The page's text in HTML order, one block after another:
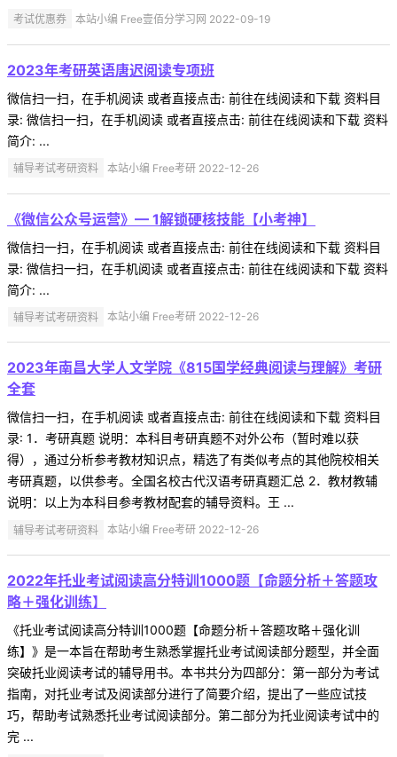
考试优惠券 本站小编 Free壹佰分学习网 2022-09-19
2023年考研英语唐迟阅读专项班
微信扫一扫，在手机阅读 或者直接点击: 前往在线阅读和下载 资料目
录: 微信扫一扫，在手机阅读 或者直接点击: 前往在线阅读和下载 资料
简介: ...
辅导考试考研资料 本站小编 Free考研 2022-12-26
《微信公众号运营》— 1解锁硬核技能【小考神】
微信扫一扫，在手机阅读 或者直接点击: 前往在线阅读和下载 资料目
录: 微信扫一扫，在手机阅读 或者直接点击: 前往在线阅读和下载 资料
简介: ...
辅导考试考研资料 本站小编 Free考研 2022-12-26
2023年南昌大学人文学院《815国学经典阅读与理解》考研
全套
微信扫一扫，在手机阅读 或者直接点击: 前往在线阅读和下载 资料目
录: 1．考研真题 说明：本科目考研真题不对外公布（暂时难以获
得），通过分析参考教材知识点，精选了有类似考点的其他院校相关
考研真题，以供参考。全国名校古代汉语考研真题汇总 2．教材教辅
说明：以上为本科目参考教材配套的辅导资料。王 ...
辅导考试考研资料 本站小编 Free考研 2022-12-26
2022年托业考试阅读高分特训1000题【命题分析＋答题攻
略＋强化训练】
《托业考试阅读高分特训1000题【命题分析＋答题攻略＋强化训
练】》是一本旨在帮助考生熟悉掌握托业考试阅读部分题型，并全面
突破托业阅读考试的辅导用书。本书共分为四部分：第一部分为考试
指南，对托业考试及阅读部分进行了简要介绍，提出了一些应试技
巧，帮助考试熟悉托业考试阅读部分。第二部分为托业阅读考试中的
完 ...